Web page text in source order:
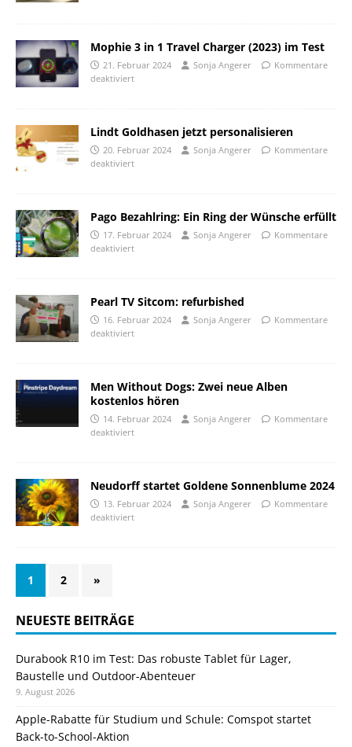
Mophie 3 in 1 Travel Charger (2023) im Test
21. Februar 2024 Sonja Angerer
Kommentare
deaktiviert
Lindt Goldhasen jetzt personalisieren
20. Februar 2024 Sonja Angerer
Kommentare
deaktiviert
Pago Bezahlring: Ein Ring der Wünsche erfüllt
17. Februar 2024 Sonja Angerer
Kommentare
deaktiviert
Pearl TV Sitcom: refurbished
16. Februar 2024 Sonja Angerer
Kommentare
deaktiviert
Men Without Dogs: Zwei neue Alben
kostenlos hören
14. Februar 2024 Sonja Angerer
Kommentare
deaktiviert
Neudorff startet Goldene Sonnenblume 2024
13. Februar 2024 Sonja Angerer
Kommentare
deaktiviert
1 2 »
NEUESTE BEITRÄGE
Durabook R10 im Test: Das robuste Tablet für Lager,
Baustelle und Outdoor-Abenteuer
9. August 2026
Apple-Rabatte für Studium und Schule: Comspot startet
Back-to-School-Aktion